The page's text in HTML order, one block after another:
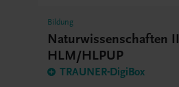
Bildung
Naturwissenschaften II
HLM/HLPUP
TRAUNER-DigiBox